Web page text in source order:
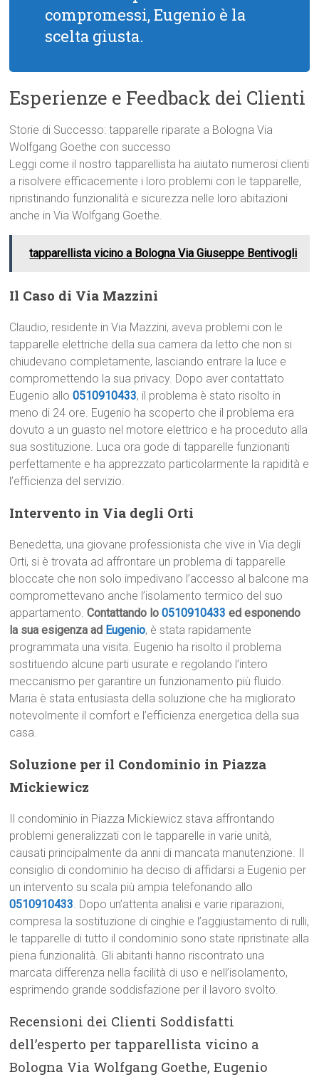
compromessi, Eugenio è la
scelta giusta.
Esperienze e Feedback dei Clienti
Storie di Successo: tapparelle riparate a Bologna Via
Wolfgang Goethe con successo
Leggi come il nostro tapparellista ha aiutato numerosi clienti
a risolvere efficacemente i loro problemi con le tapparelle,
ripristinando funzionalità e sicurezza nelle loro abitazioni
anche in Via Wolfgang Goethe.
tapparellista vicino a Bologna Via Giuseppe Bentivogli
Il Caso di Via Mazzini
Claudio, residente in Via Mazzini, aveva problemi con le
tapparelle elettriche della sua camera da letto che non si
chiudevano completamente, lasciando entrare la luce e
compromettendo la sua privacy. Dopo aver contattato
Eugenio allo0510910433, il problema è stato risolto in
meno di 24 ore. Eugenio ha scoperto che il problema era
dovuto a un guasto nel motore elettrico e ha proceduto alla
sua sostituzione. Luca ora gode di tapparelle funzionanti
perfettamente e ha apprezzato particolarmente la rapidità e
l’efficienza del servizio.
Intervento in Via degli Orti
Benedetta, una giovane professionista che vive in Via degli
Orti, si è trovata ad affrontare un problema di tapparelle
bloccate che non solo impedivano l’accesso al balcone ma
compromettevano anche l’isolamento termico del suo
appartamento.Contattando lo0510910433 ed esponendo
la sua esigenza ad Eugenio, è stata rapidamente
programmata una visita. Eugenio ha risolto il problema
sostituendo alcune parti usurate e regolando l’intero
meccanismo per garantire un funzionamento più fluido.
Maria è stata entusiasta della soluzione che ha migliorato
notevolmente il comfort e l’efficienza energetica della sua
casa.
Soluzione per il Condominio in Piazza
Mickiewicz
Il condominio in Piazza Mickiewicz stava affrontando
problemi generalizzati con le tapparelle in varie unità,
causati principalmente da anni di mancata manutenzione. Il
consiglio di condominio ha deciso di affidarsi a Eugenio per
un intervento su scala più ampia telefonando allo
0510910433. Dopo un’attenta analisi e varie riparazioni,
compresa la sostituzione di cinghie e l’aggiustamento di rulli,
le tapparelle di tutto il condominio sono state ripristinate alla
piena funzionalità. Gli abitanti hanno riscontrato una
marcata differenza nella facilità di uso e nell’isolamento,
esprimendo grande soddisfazione per il lavoro svolto.
Recensioni dei Clienti Soddisfatti
dell’esperto per tapparellista vicino a
Bologna Via Wolfgang Goethe, Eugenio